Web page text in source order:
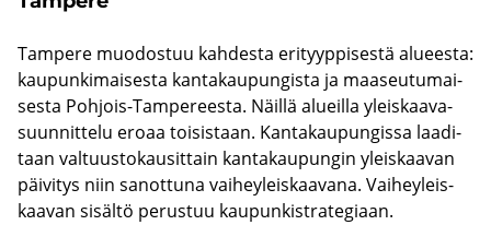
Tam­pe­re muo­dos­tuu kah­des­ta eri­tyyp­pi­ses­tä alu­ees­ta:
kau­pun­ki­mai­ses­ta kan­ta­kau­pun­gis­ta ja maa­seu­tu­mai­
ses­ta Pohjois-​Tampereesta. Näil­lä alueil­la yleis­kaa­va­
suun­nit­te­lu eroaa toi­sis­taan. Kan­ta­kau­pun­gis­sa laa­di­
taan val­tuus­to­kausit­tain kan­ta­kau­pun­gin yleis­kaa­van
päi­vi­tys niin sa­not­tu­na vai­hey­leis­kaa­va­na. Vai­hey­leis­
kaa­van si­säl­tö pe­rus­tuu kau­pun­ki­stra­te­gi­aan.